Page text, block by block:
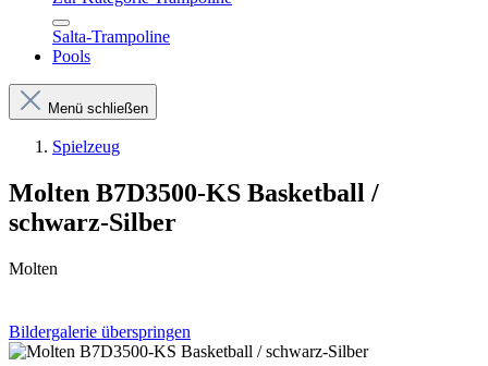
Salta-Trampoline
Pools
Menü schließen
Spielzeug
Molten B7D3500-KS Basketball /
schwarz-Silber
Molten
Bildergalerie überspringen